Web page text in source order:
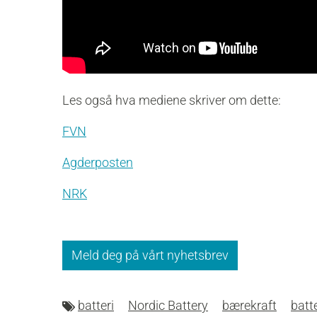
Les også hva mediene skriver om dette:
FVN
Agderposten
NRK
Meld deg på vårt nyhetsbrev
batteri Nordic Battery bærekraft